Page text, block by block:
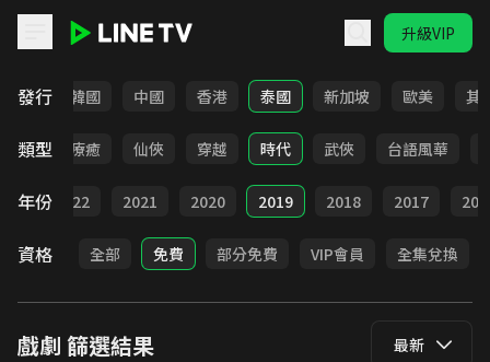
升級VIP
發行
日本 韓國 中國 香港 泰國 新加坡 歐美 其
類型
驚悚 療癒 仙俠 穿越 時代 武俠 台語風華
年份 2022 2021 2020 2019 2018 2017
資格 全部 免費 部分免費 VIP會員 全集兌換
戲劇 篩選結果 最新